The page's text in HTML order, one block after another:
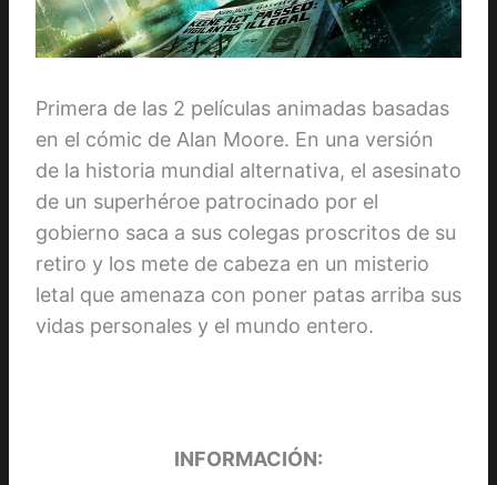
Primera de las 2 películas animadas basadas
en el cómic de Alan Moore. En una versión
de la historia mundial alternativa, el asesinato
de un superhéroe patrocinado por el
gobierno saca a sus colegas proscritos de su
retiro y los mete de cabeza en un misterio
letal que amenaza con poner patas arriba sus
vidas personales y el mundo entero.
INFORMACIÓN: